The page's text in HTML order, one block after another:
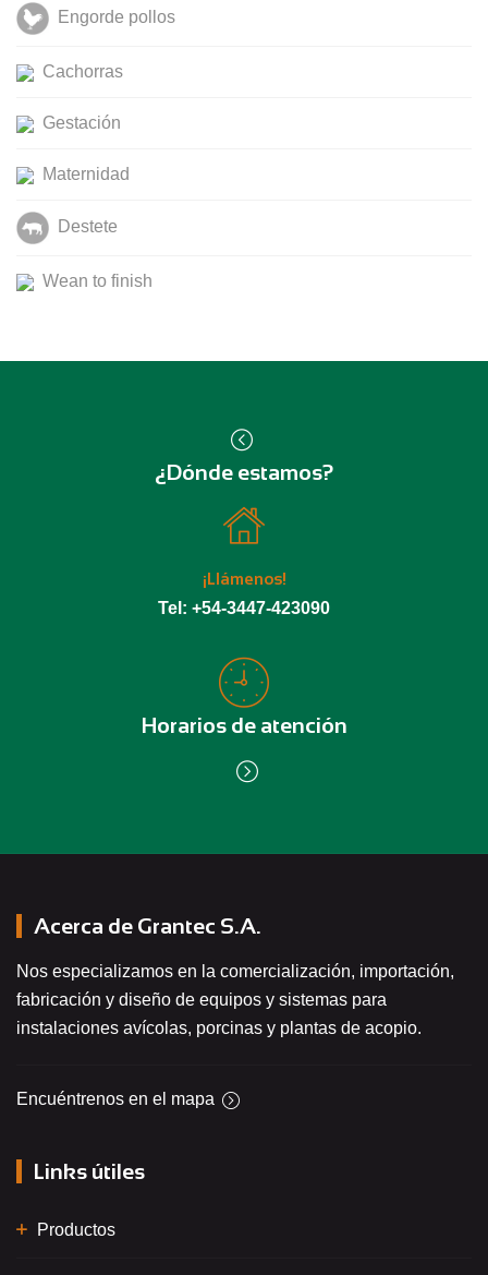
Engorde pollos
Cachorras
Gestación
Maternidad
Destete
Wean to finish
¿Dónde estamos?
¡Llámenos!
Tel: +54-3447-423090
Horarios de atención
Acerca de Grantec S.A.
Nos especializamos en la comercialización, importación,
fabricación y diseño de equipos y sistemas para
instalaciones avícolas, porcinas y plantas de acopio.
Encuéntrenos en el mapa
Links útiles
Productos